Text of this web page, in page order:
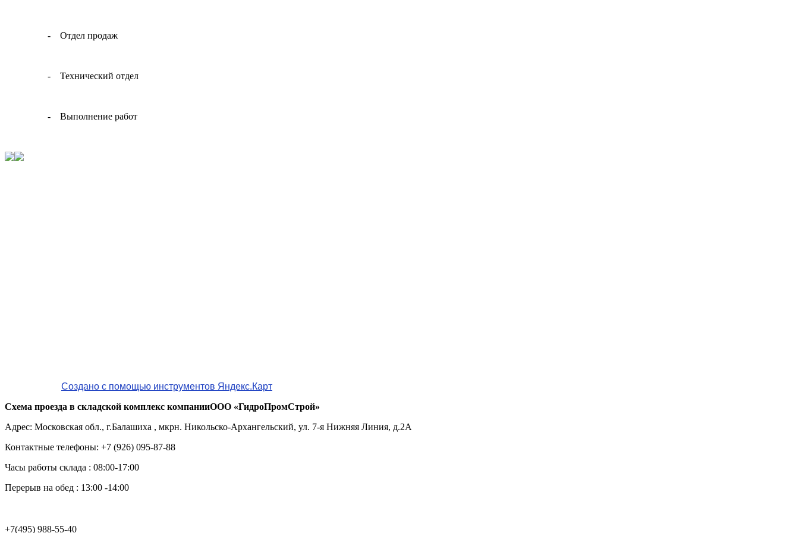
- Отдел продаж
- Технический отдел
- Выполнение работ
Создано с помощью инструментов Яндекс.Карт
Схема проезда в складской комплекс компанииООО «ГидроПромСтрой»
Адрес: Московская обл., г.Балашиха , мкрн. Никольско-Архангельский, ул. 7-я Нижняя Линия, д.2А
Контактные телефоны: +7 (926) 095-87-88
Часы работы склада : 08:00-17:00
Перерыв на обед : 13:00 -14:00
+7(495) 988-55-40